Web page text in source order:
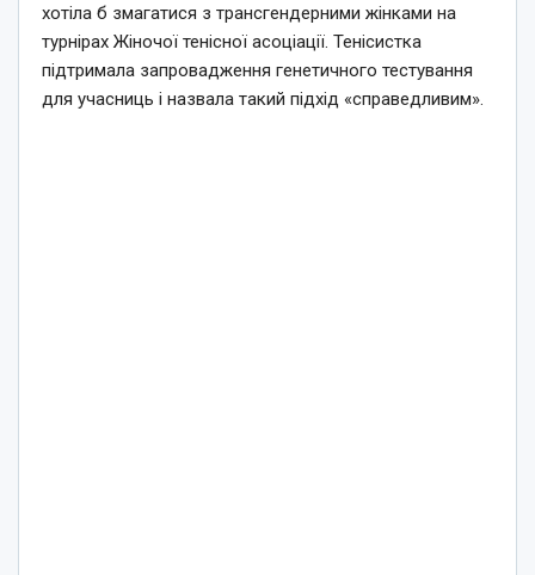
хотіла б змагатися з трансгендерними жінками на
турнірах Жіночої тенісної асоціації. Тенісистка
підтримала запровадження генетичного тестування
для учасниць і назвала такий підхід «справедливим».